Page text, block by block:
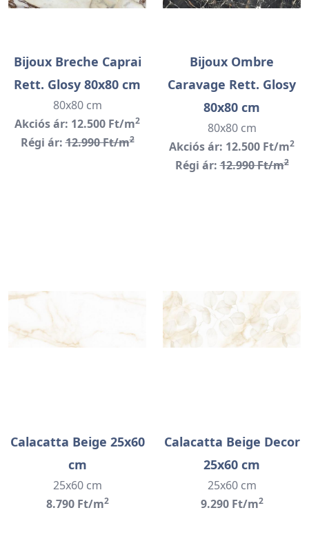
Bijoux Breche Caprai
Rett. Glosy 80x80 cm
80x80 cm
Akciós ár: 12.500 Ft/m2
Régi ár:12.990 Ft/m2
Bijoux Ombre
Caravage Rett. Glosy
80x80 cm
80x80 cm
Akciós ár: 12.500 Ft/m2
Régi ár:12.990 Ft/m2
Calacatta Beige 25x60
cm
25x60 cm
8.790 Ft/m2
Calacatta Beige Decor
25x60 cm
25x60 cm
9.290 Ft/m2